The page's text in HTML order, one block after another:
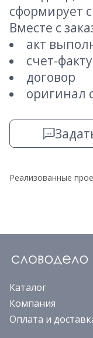
сформирует
Вместе с
акт
счет-
договор
оригинал
Реализованные
Каталог
Компания
Оплата и